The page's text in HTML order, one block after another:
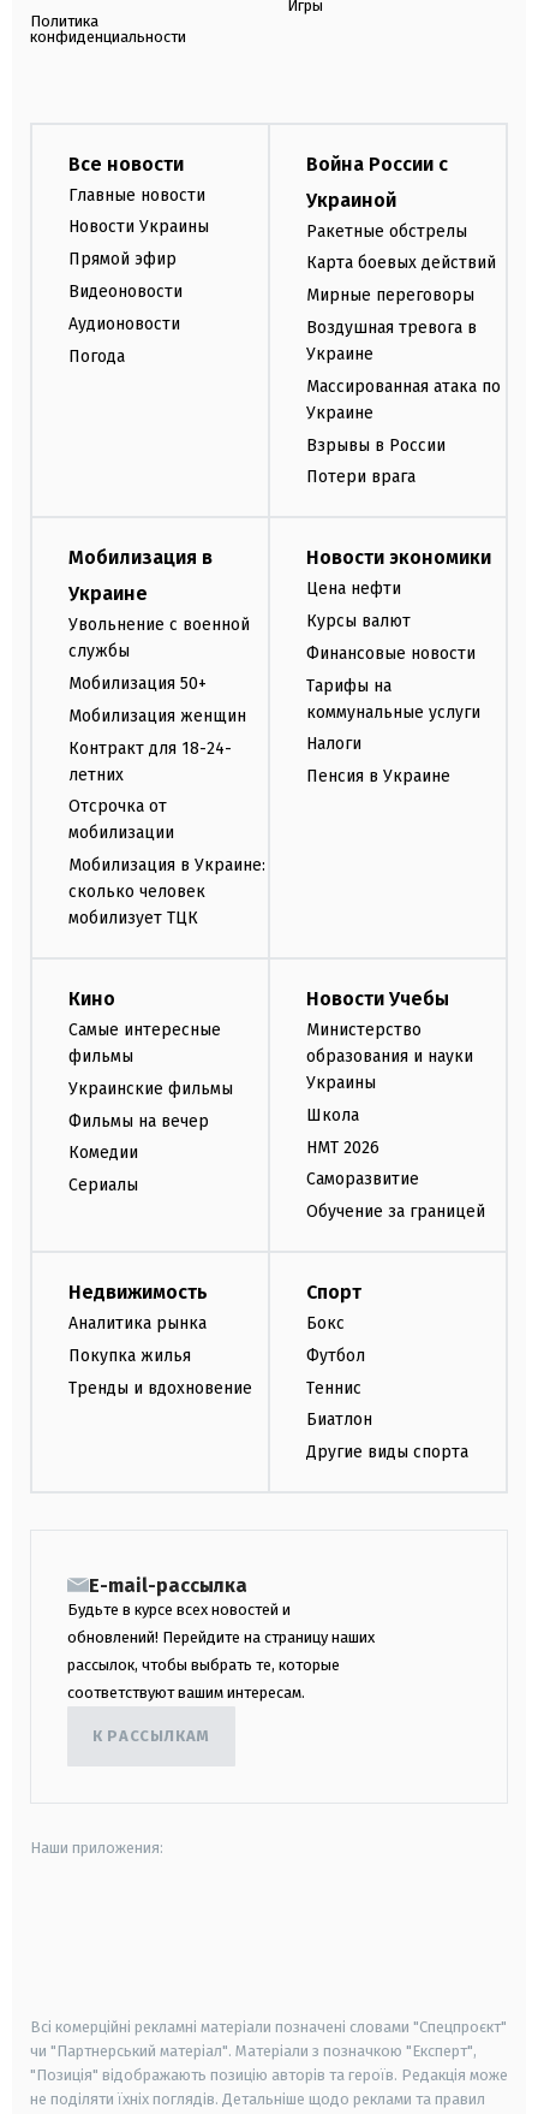
Политика
конфиденциальности
Игры
Все новости
Главные новости
Новости Украины
Прямой эфир
Видеоновости
Аудионовости
Погода
Война России с
Украиной
Ракетные обстрелы
Карта боевых действий
Мирные переговоры
Воздушная тревога в
Украине
Массированная атака по
Украине
Взрывы в России
Потери врага
Мобилизация в
Украине
Увольнение с военной
службы
Мобилизация 50+
Мобилизация женщин
Контракт для 18-24-
летних
Отсрочка от
мобилизации
Мобилизация в Украине:
сколько человек
мобилизует ТЦК
Новости экономики
Цена нефти
Курсы валют
Финансовые новости
Тарифы на
коммунальные услуги
Налоги
Пенсия в Украине
Кино
Самые интересные
фильмы
Украинские фильмы
Фильмы на вечер
Комедии
Сериалы
Новости Учебы
Министерство
образования и науки
Украины
Школа
НМТ 2026
Саморазвитие
Обучение за границей
Недвижимость
Аналитика рынка
Покупка жилья
Тренды и вдохновение
Спорт
Бокс
Футбол
Теннис
Биатлон
Другие виды спорта
E-mail-рассылка
Будьте в курсе всех новостей и
обновлений! Перейдите на страницу наших
рассылок, чтобы выбрать те, которые
соответствуют вашим интересам.
К РАССЫЛКАМ
Наши приложения:
Всі комерційні рекламні матеріали позначені словами "Спецпроєкт"
чи "Партнерський матеріал". Матеріали з позначкою "Експерт",
"Позиція" відображають позицію авторів та героїв. Редакція може
не поділяти їхніх поглядів. Детальніше щодо реклами та правил